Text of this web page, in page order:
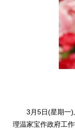
3月5日(星期一)上
理温家宝作政府工